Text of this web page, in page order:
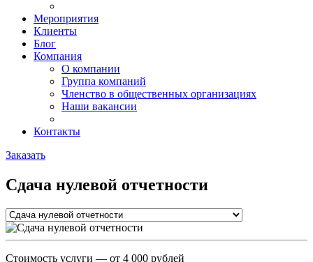
Мероприятия
Клиенты
Блог
Компания
О компании
Группа компаний
Членство в общественных организациях
Наши вакансии
Контакты
Заказать
Сдача нулевой отчетности
Стоимость услуги — от 4 000 рублей